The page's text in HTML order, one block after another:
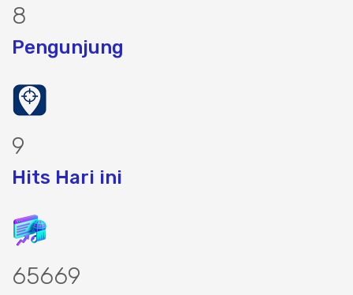
10
Pengunjung
11
Hits Hari ini
81628